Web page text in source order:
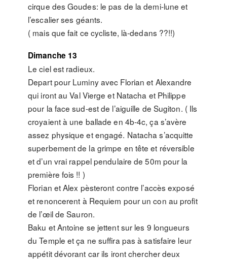
cirque des Goudes: le pas de la demi-lune et
l’escalier ses géants.
( mais que fait ce cycliste, là-dedans ??!!)
Dimanche 13
Le ciel est radieux.
Depart pour Luminy avec Florian et Alexandre
qui iront au Val Vierge et Natacha et Philippe
pour la face sud-est de l’aiguille de Sugiton. ( Ils
croyaient à une ballade en 4b-4c, ça s’avère
assez physique et engagé. Natacha s’acquitte
superbement de la grimpe en tête et réversible
et d’un vrai rappel pendulaire de 50m pour la
première fois !! )
Florian et Alex pèsteront contre l’accès exposé
et renoncerent à Requiem pour un con au profit
de l’œil de Sauron.
Baku et Antoine se jettent sur les 9 longueurs
du Temple et ça ne suffira pas à satisfaire leur
appétit dévorant car ils iront chercher deux